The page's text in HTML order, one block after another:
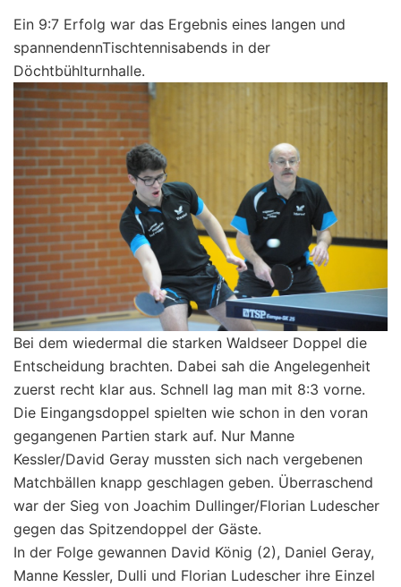
Ein 9:7 Erfolg war das Ergebnis eines langen und
spannendennTischtennisabends in der
Döchtbühlturnhalle.
Bei dem wiedermal die starken Waldseer Doppel die
Entscheidung brachten. Dabei sah die Angelegenheit
zuerst recht klar aus. Schnell lag man mit 8:3 vorne.
Die Eingangsdoppel spielten wie schon in den voran
gegangenen Partien stark auf. Nur Manne
Kessler/David Geray mussten sich nach vergebenen
Matchbällen knapp geschlagen geben. Überraschend
war der Sieg von Joachim Dullinger/Florian Ludescher
gegen das Spitzendoppel der Gäste.
In der Folge gewannen David König (2), Daniel Geray,
Manne Kessler, Dulli und Florian Ludescher ihre Einzel